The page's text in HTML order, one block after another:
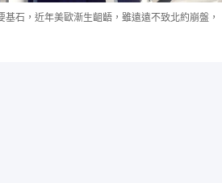
石，近年美歐漸生齟齬，雖遠遠不致北約崩盤，